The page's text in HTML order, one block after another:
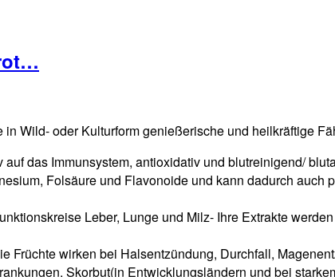
Wild- oder Kulturform genießerische und heilkräftige
das Immunsystem, antioxidativ und blutreinigend/
Folsäure und Flavonoide und kann dadurch auch
Leber, Lunge und Milz- Ihre Extrakte
Früchte wirken bei Halsentzündung, Durchfall,
Skorbut(in Entwicklungsländern und bei